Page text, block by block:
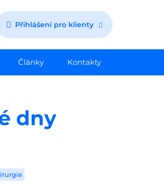
Přihlášení pro klienty
Články Kontakty
dny